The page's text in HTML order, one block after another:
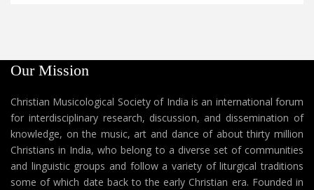
Our Mission
Christian Musicological Society of India is an international forum
for interdisciplinary research, discussion, and dissemination of
knowledge, on the music, art and dance of about thirty million
Christians in India, who belong to a diverse set of communities
and linguistic groups and follow a variety of liturgical traditions
some of which date back to the early Christian era. Founded in